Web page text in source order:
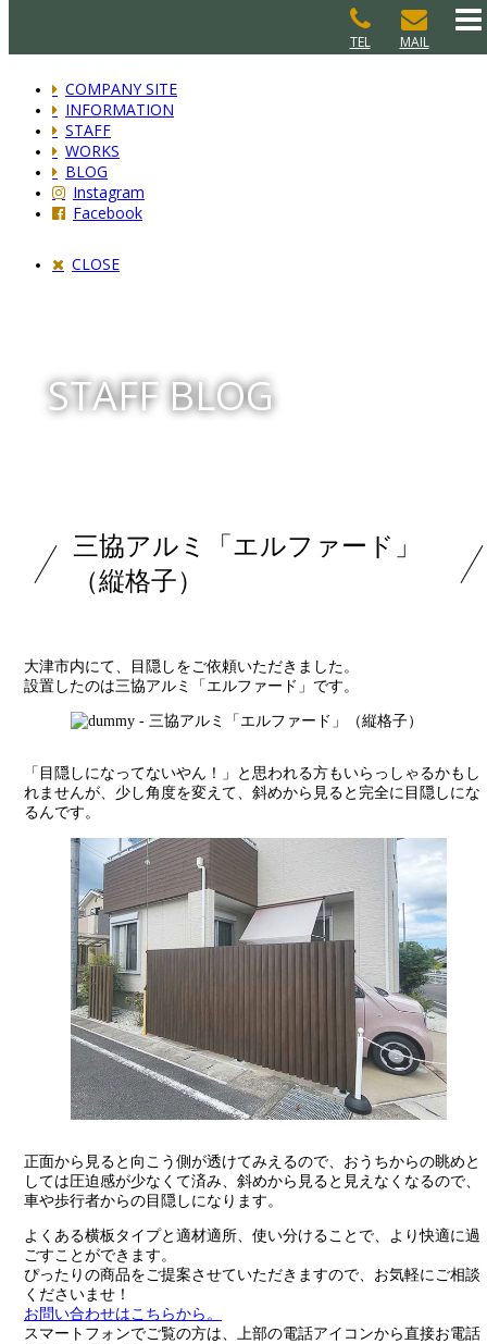
MAIL
TEL
COMPANY SITE
INFORMATION
STAFF
WORKS
BLOG
Instagram
Facebook
CLOSE
STAFF BLOG
三協アルミ「エルファード」
（縦格子）
大津市内にて、目隠しをご依頼いただきました。
設置したのは三協アルミ「エルファード」です。
「目隠しになってないやん！」と思われる方もいらっしゃるかもし
れませんが、少し角度を変えて、斜めから見ると完全に目隠しにな
るんです。
正面から見ると向こう側が透けてみえるので、おうちからの眺めと
しては圧迫感が少なくて済み、斜めから見ると見えなくなるので、
車や歩行者からの目隠しになります。
よくある横板タイプと適材適所、使い分けることで、より快適に過
ごすことができます。
ぴったりの商品をご提案させていただきますので、お気軽にご相談
くださいませ！
お問い合わせはこちらから。
スマートフォンでご覧の方は、上部の電話アイコンから直接お電話